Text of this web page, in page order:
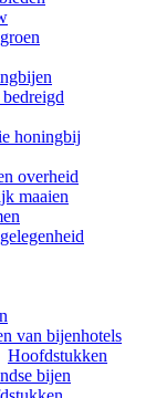
honingbij
overheid
maaien
van bijenhotels
Hoofdstukken
bijen